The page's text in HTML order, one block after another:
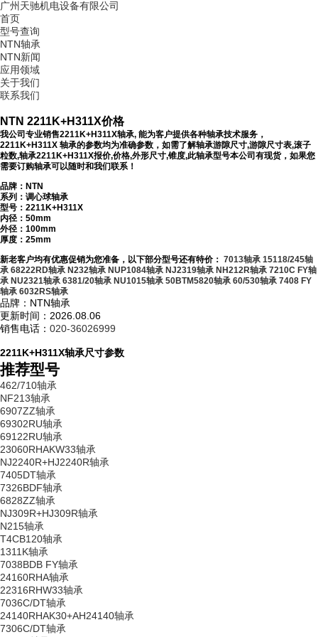
广州天驰机电设备有限公司
首页
型号查询
NTN轴承
NTN新闻
应用领域
关于我们
联系我们
NTN 2211K+H311X价格
我公司专业销售2211K+H311X轴承, 能为客户提供各种轴承技术服务，
2211K+H311X 轴承的参数均为准确参数，如需了解轴承游隙尺寸,游隙尺寸表,滚子
粒数,轴承2211K+H311X报价,价格,外形尺寸,锥度,此轴承型号本公司有现货，如果您
需要订购轴承可以随时和我们联系！
品牌：NTN
系列：调心球轴承
型号： 2211K+H311X
内径：50mm
外径：100mm
厚度：25mm
新老客户均有优惠促销为您准备，以下部分型号还有特价： 7013轴承 15118/245轴
承 68222RD轴承 N232轴承 NUP1084轴承 NJ2319轴承 NH212R轴承 7210C FY轴
承 NU2321轴承 6381/20轴承 NU1015轴承 50BTM5820轴承 60/530轴承 7408 FY
轴承 6032RS轴承
品牌：NTN轴承
更新时间：2026.08.06
销售电话： 020-36026999
2211K+H311X轴承尺寸参数
推荐型号
462/710轴承
NF213轴承
6907ZZ轴承
69302RU轴承
69122RU轴承
23060RHAKW33轴承
NJ2240R+HJ2240R轴承
7405DT轴承
7326BDF轴承
6828ZZ轴承
NJ309R+HJ309R轴承
N215轴承
T4CB120轴承
1311K轴承
7038BDB FY轴承
24160RHA轴承
22316RHW33轴承
7036C/DT轴承
24140RHAK30+AH24140轴承
7306C/DT轴承